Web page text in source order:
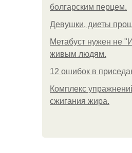
болгарским перцем.
Девушки, диеты
Метабуст нужен не
живым людям.
12 ошибок в
Комплекс
сжигания жира.